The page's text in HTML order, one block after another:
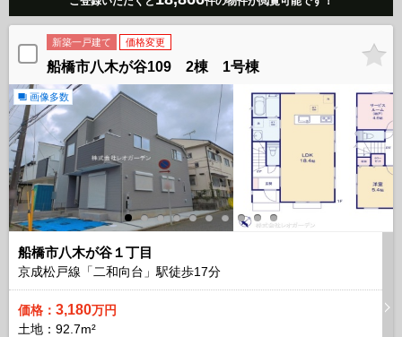
新築一戸建て 価格変更
船橋市八木が谷109 2棟 1号棟
画像多数
船橋市八木が谷１丁目
京成松戸線「二和向台」駅徒歩17分
価格： 3,180万円
土地：92.7m²